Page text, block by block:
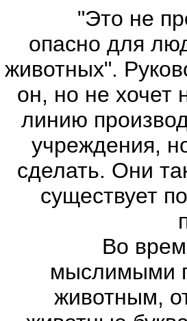
"Это не
опасно для
животных".
он, но не хочет
линию
учреждения,
сделать. Они
существует
Во время
мыслимыми
животным,